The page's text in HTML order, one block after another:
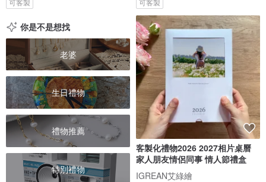
你是不是想找
老婆
生日禮物
禮物推薦
特別禮物
客製化禮物2026 2027相片桌曆
家人朋友情侶同事 情人節禮盒
IGREAN艾綠繪